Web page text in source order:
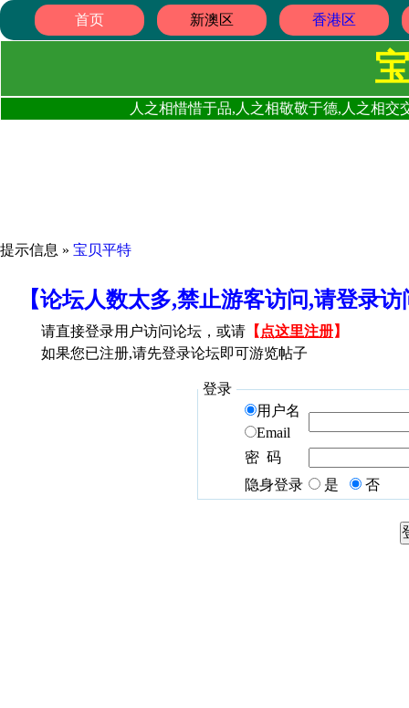
首页 新澳区 香港区
人之相惜惜于品,人之相敬敬于德,人之相
提示信息 » 宝贝平特
【论坛人数太多,禁止游客访问,请登录
请直接登录用户访问论坛，或请 【 点这里注册】
如果您已注册,请先登录论坛即可游览帖子
登录
用户名
Email
密 码
隐身登录
是 否